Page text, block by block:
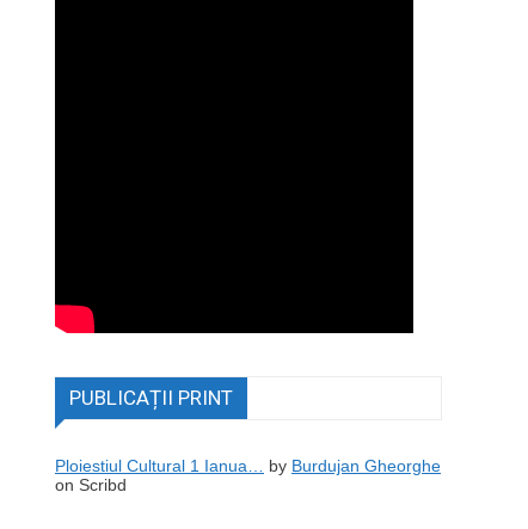
PUBLICAȚII PRINT
Ploiestiul Cultural 1 Ianua… by Burdujan Gheorghe
on Scribd